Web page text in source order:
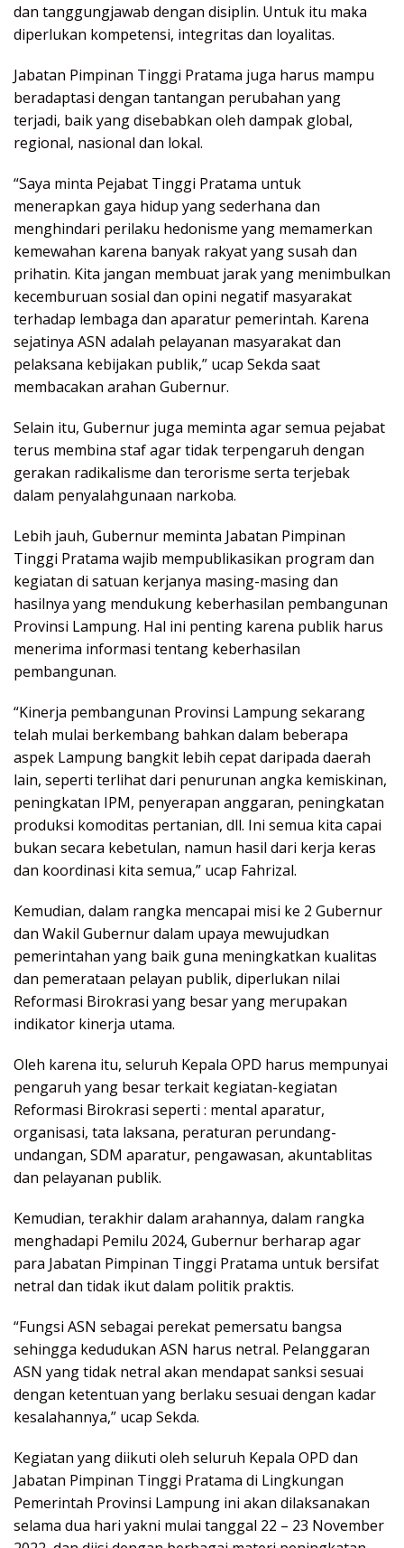
dan tanggungjawab dengan disiplin. Untuk itu maka
diperlukan kompetensi, integritas dan loyalitas.
Jabatan Pimpinan Tinggi Pratama juga harus mampu
beradaptasi dengan tantangan perubahan yang
terjadi, baik yang disebabkan oleh dampak global,
regional, nasional dan lokal.
“Saya minta Pejabat Tinggi Pratama untuk
menerapkan gaya hidup yang sederhana dan
menghindari perilaku hedonisme yang memamerkan
kemewahan karena banyak rakyat yang susah dan
prihatin. Kita jangan membuat jarak yang menimbulkan
kecemburuan sosial dan opini negatif masyarakat
terhadap lembaga dan aparatur pemerintah. Karena
sejatinya ASN adalah pelayanan masyarakat dan
pelaksana kebijakan publik,” ucap Sekda saat
membacakan arahan Gubernur.
Selain itu, Gubernur juga meminta agar semua pejabat
terus membina staf agar tidak terpengaruh dengan
gerakan radikalisme dan terorisme serta terjebak
dalam penyalahgunaan narkoba.
Lebih jauh, Gubernur meminta Jabatan Pimpinan
Tinggi Pratama wajib mempublikasikan program dan
kegiatan di satuan kerjanya masing-masing dan
hasilnya yang mendukung keberhasilan pembangunan
Provinsi Lampung. Hal ini penting karena publik harus
menerima informasi tentang keberhasilan
pembangunan.
“Kinerja pembangunan Provinsi Lampung sekarang
telah mulai berkembang bahkan dalam beberapa
aspek Lampung bangkit lebih cepat daripada daerah
lain, seperti terlihat dari penurunan angka kemiskinan,
peningkatan IPM, penyerapan anggaran, peningkatan
produksi komoditas pertanian, dll. Ini semua kita capai
bukan secara kebetulan, namun hasil dari kerja keras
dan koordinasi kita semua,” ucap Fahrizal.
Kemudian, dalam rangka mencapai misi ke 2 Gubernur
dan Wakil Gubernur dalam upaya mewujudkan
pemerintahan yang baik guna meningkatkan kualitas
dan pemerataan pelayan publik, diperlukan nilai
Reformasi Birokrasi yang besar yang merupakan
indikator kinerja utama.
Oleh karena itu, seluruh Kepala OPD harus mempunyai
pengaruh yang besar terkait kegiatan-kegiatan
Reformasi Birokrasi seperti : mental aparatur,
organisasi, tata laksana, peraturan perundang-
undangan, SDM aparatur, pengawasan, akuntablitas
dan pelayanan publik.
Kemudian, terakhir dalam arahannya, dalam rangka
menghadapi Pemilu 2024, Gubernur berharap agar
para Jabatan Pimpinan Tinggi Pratama untuk bersifat
netral dan tidak ikut dalam politik praktis.
“Fungsi ASN sebagai perekat pemersatu bangsa
sehingga kedudukan ASN harus netral. Pelanggaran
ASN yang tidak netral akan mendapat sanksi sesuai
dengan ketentuan yang berlaku sesuai dengan kadar
kesalahannya,” ucap Sekda.
Kegiatan yang diikuti oleh seluruh Kepala OPD dan
Jabatan Pimpinan Tinggi Pratama di Lingkungan
Pemerintah Provinsi Lampung ini akan dilaksanakan
selama dua hari yakni mulai tanggal 22 – 23 November